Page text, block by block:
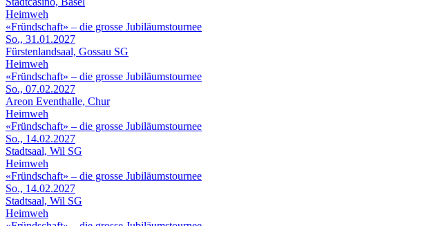
Heimweh
«Fründschaft» – die grosse Jubiläumstournee
So., 31.01.2027
Fürstenlandsaal, Gossau SG
Heimweh
«Fründschaft» – die grosse Jubiläumstournee
So., 07.02.2027
Areon Eventhalle, Chur
Heimweh
«Fründschaft» – die grosse Jubiläumstournee
So., 14.02.2027
Stadtsaal, Wil SG
Heimweh
«Fründschaft» – die grosse Jubiläumstournee
So., 14.02.2027
Stadtsaal, Wil SG
Heimweh